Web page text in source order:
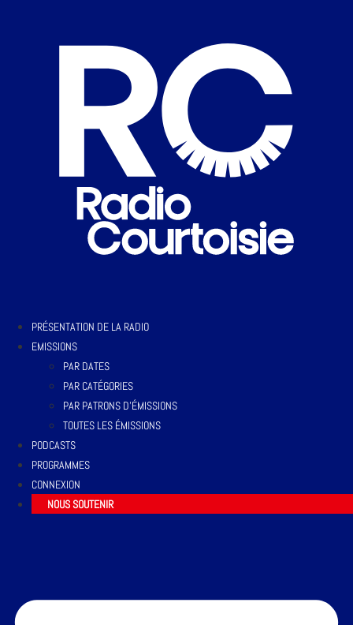
PRÉSENTATION DE LA RADIO
EMISSIONS
PAR DATES
PAR CATÉGORIES
PAR PATRONS D’ÉMISSIONS
TOUTES LES ÉMISSIONS
PODCASTS
PROGRAMMES
CONNEXION
NOUS SOUTENIR